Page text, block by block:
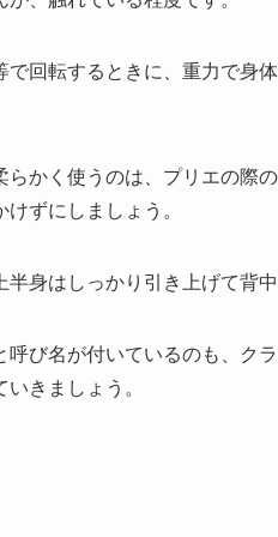
で回転するときに、重力で身
らかく使うのは、プリエの際
ずにしましょう。
身はしっかり引き上げて背
び名が付いているのも、ク
きましょう。